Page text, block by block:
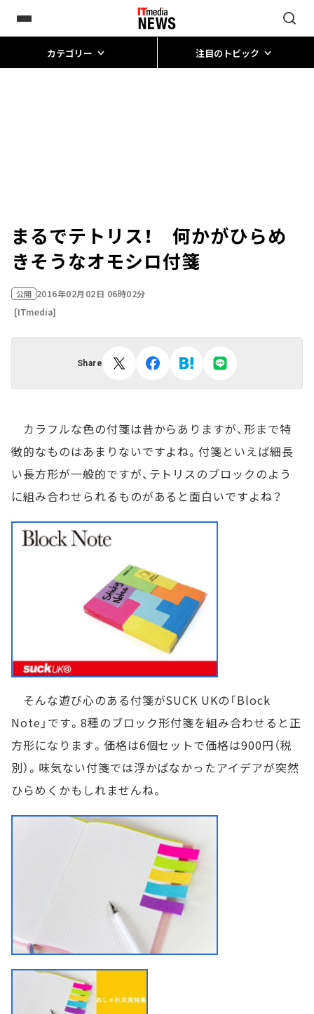
カテゴリー 注目のトピック
まるでテトリス！ 何かがひらめ
きそうなオモシロ付箋
公開 2016年02月02日 06時02分
[ITmedia]
Share
カラフルな色の付箋は昔からありますが、形まで特
徴的なものはあまりないですよね。付箋といえば細長
い長方形が一般的ですが、テトリスのブロックのよう
に組み合わせられるものがあると面白いですよね？
そんな遊び心のある付箋がSUCK UKの「Block
Note」です。8種のブロック形付箋を組み合わせると正
方形になります。価格は6個セットで価格は900円（税
別）。味気ない付箋では浮かばなかったアイデアが突然
ひらめくかもしれませんね。